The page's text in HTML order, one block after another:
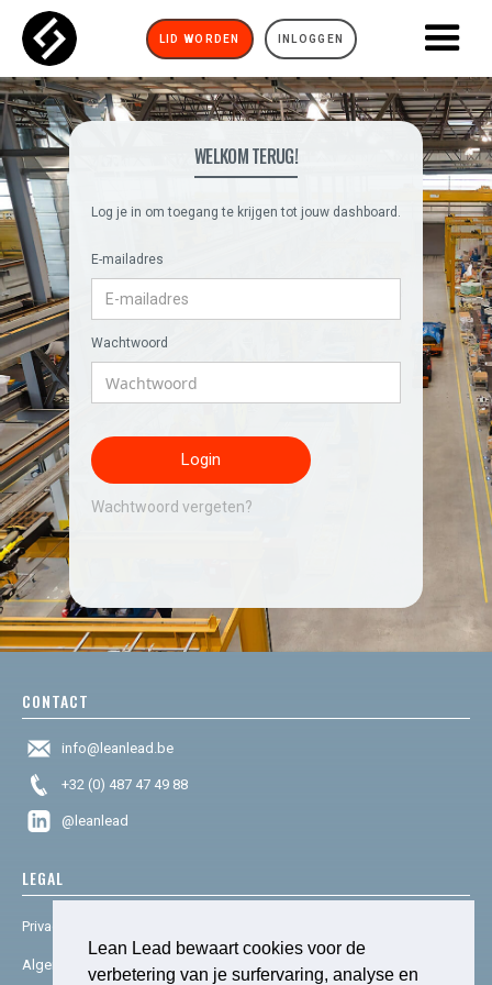
Lean Lead bewaart cookies voor de
verbetering van je surfervaring, analyse en
LID WORDEN INLOGGEN
WELKOM TERUG!
Log je in om toegang te krijgen tot jouw dashboard.
E-mailadres
Wachtwoord
Wachtwoord vergeten?
CONTACT
info@leanlead.be
+32 (0) 487 47 49 88
@leanlead
LEGAL
Privacy & cookies
Algemene voorwaarden